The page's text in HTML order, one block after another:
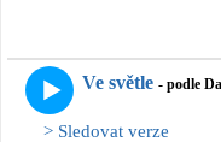
Ve světle - podle
> Sledovat verze